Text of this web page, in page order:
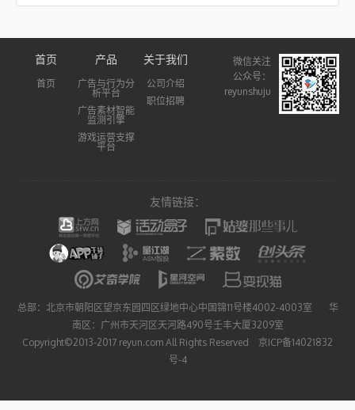
首页
首页
产品
广告与行为分
析平台
广告素材智能
监测引擎
游戏运营支撑
平台
关于我们
公司介绍
职位招聘
微信关注
公众号：
reyunshuju
友情链接：
总部：北京市朝阳区望京东园四区绿地中心中国锦11号楼4002-4003室 华
南区：广州市天河区天河路490号壬丰大厦3209室
Copyright©2013-2017 reyun.com All Rights Reserved 京ICP备14021832
号-4